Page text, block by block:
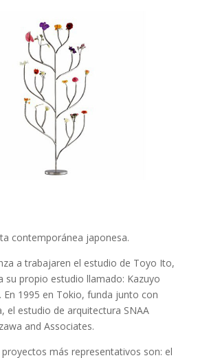
contemporánea japonesa.
a trabajaren el estudio de Toyo Ito,
su propio estudio llamado: Kazuyo
En 1995 en Tokio, funda junto con
el estudio de arquitectura SNAA
and Associates.
más representativos son: el